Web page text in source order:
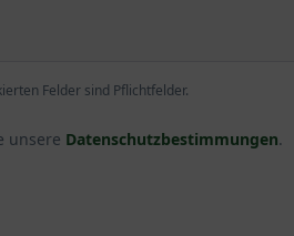
Felder sind Pflichtfelder.
unsere Datenschutzbestimmungen.